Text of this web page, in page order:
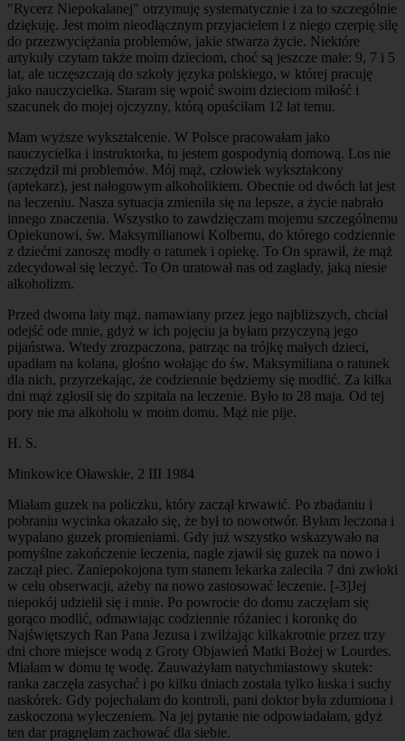
"Rycerz Niepokalanej" otrzymuję systematycznie i za to szczególnie
dziękuję. Jest moim nieodłącznym przyjacielem i z niego czerpię silę
do przezwyciężania problemów, jakie stwarza życie. Niektóre
artykuły czytam także moim dzieciom, choć są jeszcze małe: 9, 7 i 5
lat, ale uczęszczają do szkoły języka polskiego, w której pracuję
jako nauczycielka. Staram się wpoić swoim dzieciom miłość i
szacunek do mojej ojczyzny, którą opuściłam 12 lat temu.
Mam wyższe wykształcenie. W Polsce pracowałam jako
nauczycielka i instruktorka, tu jestem gospodynią domową. Los nie
szczędził mi problemów. Mój mąż, człowiek wykształcony
(aptekarz), jest nałogowym alkoholikiem. Obecnie od dwóch lat jest
na leczeniu. Nasza sytuacja zmieniła się na lepsze, a życie nabrało
innego znaczenia. Wszystko to zawdzięczam mojemu szczególnemu
Opiekunowi, św. Maksymilianowi Kolbemu, do którego codziennie
z dziećmi zanoszę modły o ratunek i opiekę. To On sprawił, że mąż
zdecydował się leczyć. To On uratował nas od zagłady, jaką niesie
alkoholizm.
Przed dwoma laty mąż, namawiany przez jego najbliższych, chciał
odejść ode mnie, gdyż w ich pojęciu ja byłam przyczyną jego
pijaństwa. Wtedy zrozpaczona, patrząc na trójkę małych dzieci,
upadłam na kolana, głośno wołając do św. Maksymiliana o ratunek
dla nich, przyrzekając, że codziennie będziemy się modlić. Za kilka
dni mąż zgłosił się do szpitala na leczenie. Było to 28 maja. Od tej
pory nie ma alkoholu w moim domu. Mąż nie pije.
H. S.
Minkowice Oławskie, 2 III 1984
Miałam guzek na policzku, który zaczął krwawić. Po zbadaniu i
pobraniu wycinka okazało się, że był to nowotwór. Byłam leczona i
wypalano guzek promieniami. Gdy już wszystko wskazywało na
pomyślne zakończenie leczenia, nagle zjawił się guzek na nowo i
zaczął piec. Zaniepokojona tym stanem lekarka zaleciła 7 dni zwłoki
w celu obserwacji, ażeby na nowo zastosować leczenie. [-3]Jej
niepokój udzielił się i mnie. Po powrocie do domu zaczęłam się
gorąco modlić, odmawiając codziennie różaniec i koronkę do
Najświętszych Ran Pana Jezusa i zwilżając kilkakrotnie przez trzy
dni chore miejsce wodą z Groty Objawień Matki Bożej w Lourdes.
Miałam w domu tę wodę. Zauważyłam natychmiastowy skutek:
ranka zaczęła zasychać i po kilku dniach została tylko łuska i suchy
naskórek. Gdy pojechałam do kontroli, pani doktor była zdumiona i
zaskoczona wyleczeniem. Na jej pytanie nie odpowiadałam, gdyż
ten dar pragnęłam zachować dla siebie.